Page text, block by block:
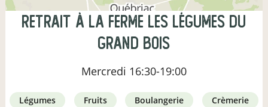
Retrait à la ferme Les Légumes du
Grand Bois
Mercredi 16:30-19:00
légumes fruits boulangerie
crèmerie